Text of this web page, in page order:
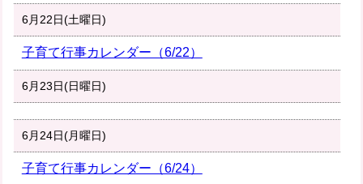
6月22日(土曜日)
子育て行事カレンダー（6/22）
6月23日(日曜日)
6月24日(月曜日)
子育て行事カレンダー（6/24）